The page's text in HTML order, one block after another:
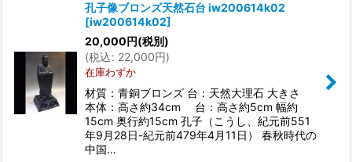
孔子像ブロンズ天然石台 iw200614k02
[iw200614k02]
20,000円(税別)
(税込: 22,000円)
在庫わずか
材質：青銅ブロンズ 台：天然大理石 大きさ
本体：高さ約34cm 台：高さ約5cm 幅約
15cm 奥行約15cm 孔子（こうし、紀元前551
年9月28日-紀元前479年4月11日） 春秋時代の
中国…